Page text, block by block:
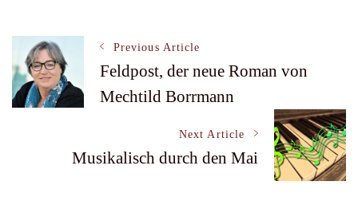
Post
Navigation
Previous Article
Feldpost, der neue Roman von
Mechtild Borrmann
Next Article
Musikalisch durch den Mai